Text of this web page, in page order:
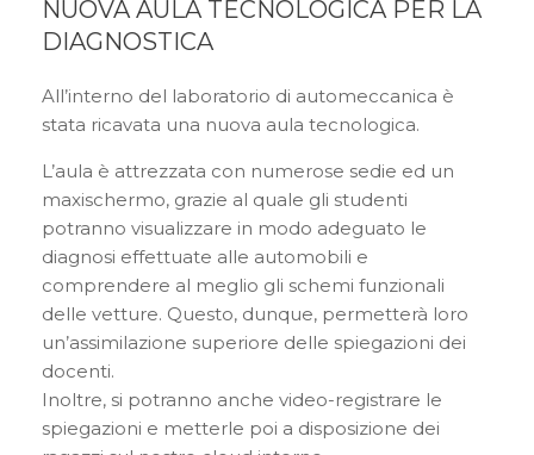
NUOVA AULA TECNOLOGICA PER LA
DIAGNOSTICA
All’interno del laboratorio di automeccanica è
stata ricavata una nuova aula tecnologica.
L’aula è attrezzata con numerose sedie ed un
maxischermo, grazie al quale gli studenti
potranno visualizzare in modo adeguato le
diagnosi effettuate alle automobili e
comprendere al meglio gli schemi funzionali
delle vetture. Questo, dunque, permetterà loro
un’assimilazione superiore delle spiegazioni dei
docenti.
Inoltre, si potranno anche video-registrare le
spiegazioni e metterle poi a disposizione dei